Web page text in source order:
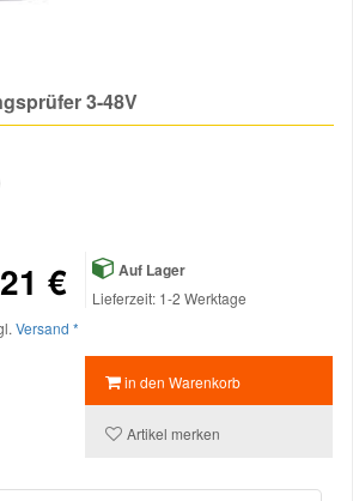
3-48V
€
Versand *
Auf Lager
Lieferzeit: 1-2 Werktage
in den Warenkorb
Artikel merken
Glühanlage